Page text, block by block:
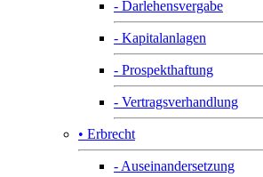
- Darlehensvergabe
- Kapitalanlagen
- Prospekthaftung
- Vertragsverhandlung
• Erbrecht
- Auseinandersetzung